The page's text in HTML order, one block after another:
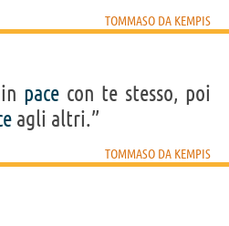
di Tommaso da Kempis
lotta più dura di colui che
TOMMASO DA KEMPIS
TOMMASO DA KEMPIS
pace con te stesso, poi
agli altri.”
TOMMASO DA KEMPIS